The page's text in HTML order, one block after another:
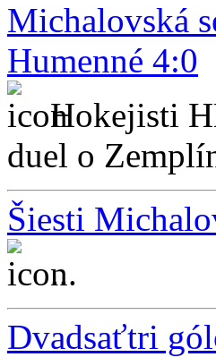
Michalovská
Humenné 4:0
Hokejisti
duel o
Šiesti
...
Dvadsaťtri